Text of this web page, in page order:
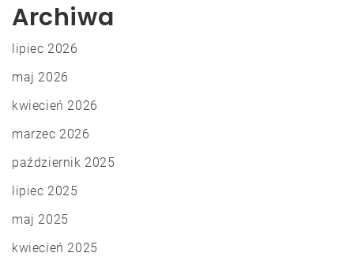
Archiwa
lipiec 2026
maj 2026
kwiecień 2026
marzec 2026
październik 2025
lipiec 2025
maj 2025
kwiecień 2025